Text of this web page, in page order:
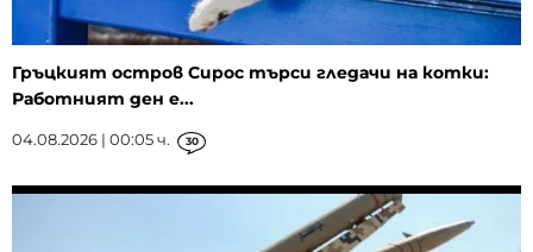
Гръцкият остров Сирос търси гледачи на котки:
Работният ден е...
04.08.2026 | 00:05 ч. 30